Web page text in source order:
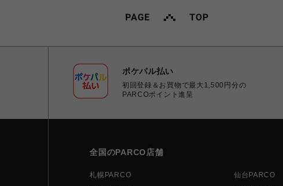
ポケパル払い
初回登録＆お買物で最大1,500円分の
PARCOポイント進呈
全国のPARCO店舗
札幌PARCO 仙台PARCO